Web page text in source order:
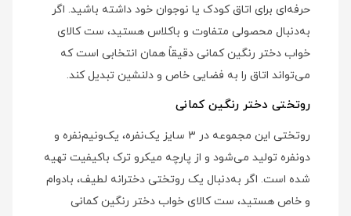
حرفه‌ای برای اتاق کودک یا نوجوان خود داشته باشید. اگر
به‌دنبال محصولی متفاوت و باکلاس هستید، ست کالای
خواب دختر رنگین کمانی دقیقاً همان انتخابی است که
می‌تواند اتاق را به فضایی خاص و دلنشین تبدیل کند.
روتختی دختر رنگین کمانی
روتختی این مجموعه در ۳ سایز یک‌نفره، یک‌ونیم‌نفره و
دونفره تولید می‌شود و از پارچه میکرو ترک باکیفیت تهیه
شده است. اگر به‌دنبال یک روتختی دخترانه لطیف، بادوام
و خاص هستید، ست کالای خواب دختر رنگین کمانی